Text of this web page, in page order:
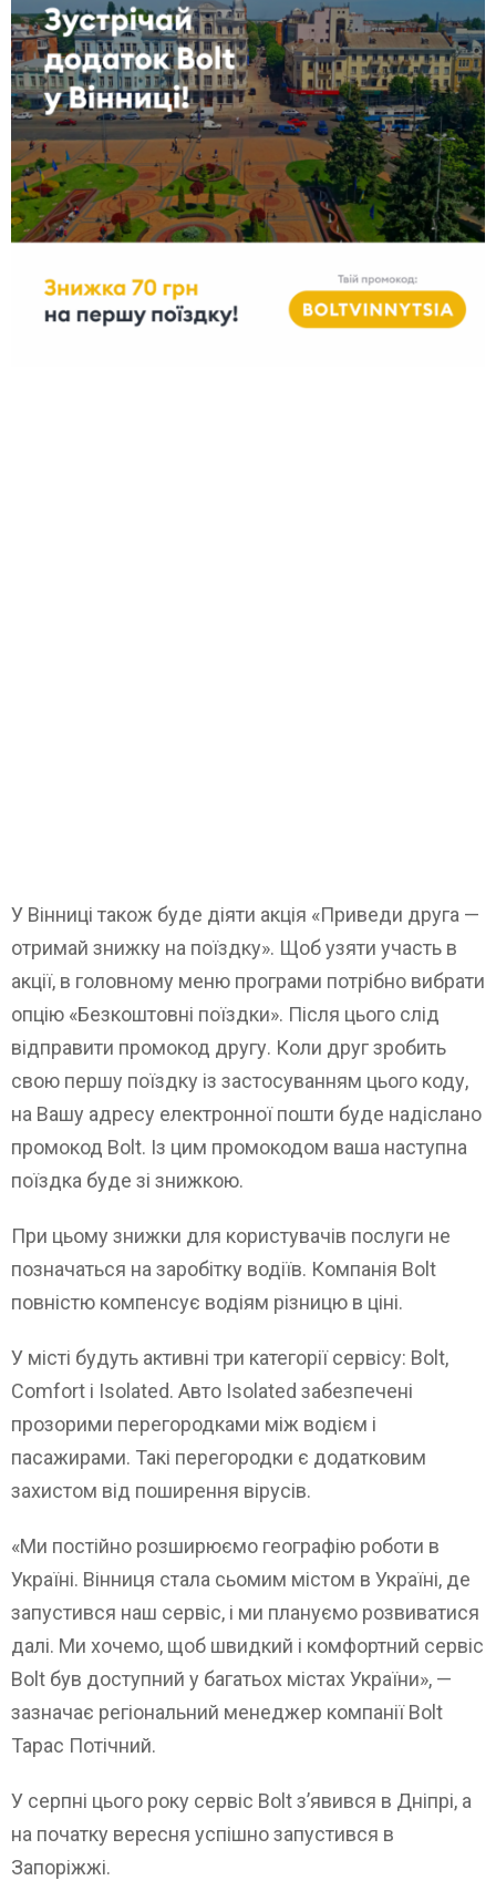
У Вінниці також буде діяти акція «Приведи друга —
отримай знижку на поїздку». Щоб узяти участь в
акції, в головному меню програми потрібно вибрати
опцію «Безкоштовні поїздки». Після цього слід
відправити промокод другу. Коли друг зробить
свою першу поїздку із застосуванням цього коду,
на Вашу адресу електронної пошти буде надіслано
промокод Bolt. Із цим промокодом ваша наступна
поїздка буде зі знижкою.
При цьому знижки для користувачів послуги не
позначаться на заробітку водіїв. Компанія Bolt
повністю компенсує водіям різницю в ціні.
У місті будуть активні три категорії сервісу: Bolt,
Comfort і Isolated. Авто Isolated забезпечені
прозорими перегородками між водієм і
пасажирами. Такі перегородки є додатковим
захистом від поширення вірусів.
«Ми постійно розширюємо географію роботи в
Україні. Вінниця стала сьомим містом в Україні, де
запустився наш сервіс, і ми плануємо розвиватися
далі. Ми хочемо, щоб швидкий і комфортний сервіс
Bolt був доступний у багатьох містах України», —
зазначає регіональний менеджер компанії Bolt
Тарас Потічний.
У серпні цього року сервіс Bolt з’явився в Дніпрі, а
на початку вересня успішно запустився в
Запоріжжі.